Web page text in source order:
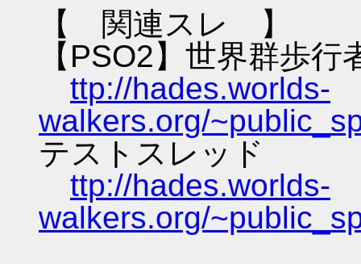
【 関連スレ 】
【PSO2】世界群歩
ttp://hades.worlds-
walkers.org/
テストスレッド
ttp://hades.worlds-
walkers.org/